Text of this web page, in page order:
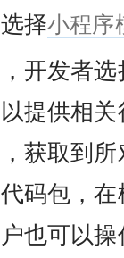
小程序
开发者
提供相
获取到
码包，
也可以